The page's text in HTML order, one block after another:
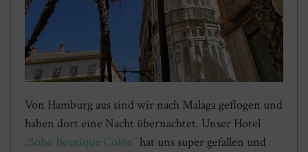
Von Hamburg aus sind wir nach Malaga geflogen und
haben dort eine Nacht übernachtet. Unser Hotel
„Soho Boutique Colón” hat uns super gefallen und